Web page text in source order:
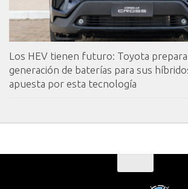
Los HEV tienen futuro: Toyota
generación de baterías para sus
apuesta por esta tecnología